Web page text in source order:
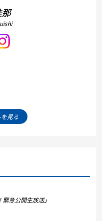
見る
急公開生放送」